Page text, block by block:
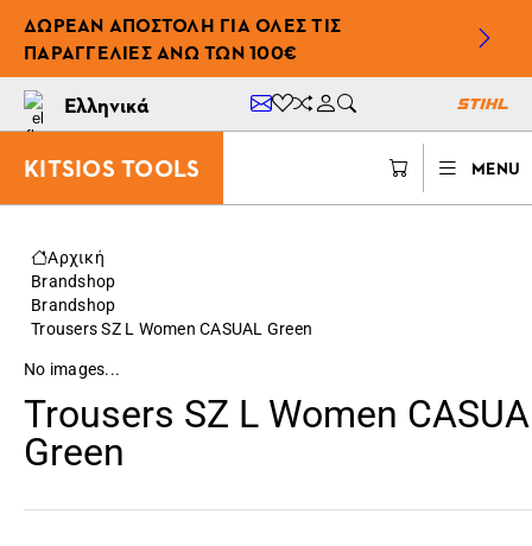
ΔΩΡΕΆΝ ΑΠΟΣΤΟΛΉ ΓΙΑ ΌΛΕΣ ΤΙΣ
ΠΑΡΑΓΓΕΛΊΕΣ ΆΝΩ ΤΩΝ 100€
Ελληνικά
KITSIOS TOOLS MENU
Αρχική
Brandshop
Brandshop
Trousers SZ L Women CASUAL Green
No images...
Trousers SZ L Women
Green